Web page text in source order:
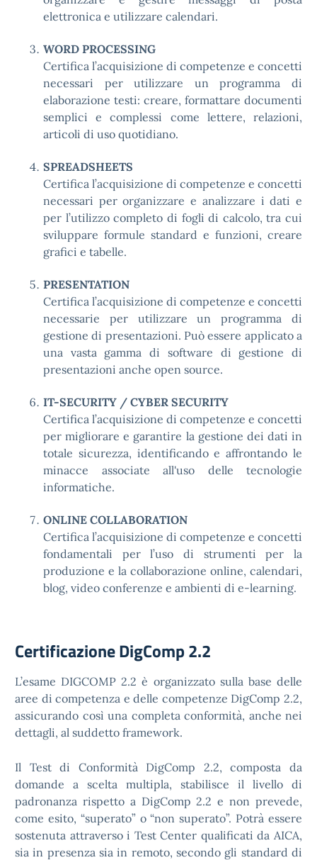
elettronica e utilizzare calendari.
WORD PROCESSING
Certifica l’acquisizione di competenze e concetti
necessari per utilizzare un programma di
elaborazione testi: creare, formattare documenti
semplici e complessi come lettere, relazioni,
articoli di uso quotidiano.
SPREADSHEETS
Certifica l’acquisizione di competenze e concetti
necessari per organizzare e analizzare i dati e
per l’utilizzo completo di fogli di calcolo, tra cui
sviluppare formule standard e funzioni, creare
grafici e tabelle.
PRESENTATION
Certifica l’acquisizione di competenze e concetti
necessarie per utilizzare un programma di
gestione di presentazioni. Può essere applicato a
una vasta gamma di software di gestione di
presentazioni anche open source.
IT-SECURITY / CYBER SECURITY
Certifica l’acquisizione di competenze e concetti
per migliorare e garantire la gestione dei dati in
totale sicurezza, identificando e affrontando le
minacce associate all'uso delle tecnologie
informatiche.
ONLINE COLLABORATION
Certifica l’acquisizione di competenze e concetti
fondamentali per l’uso di strumenti per la
produzione e la collaborazione online, calendari,
blog, video conferenze e ambienti di e-learning.
Certificazione DigComp 2.2
L’esame DIGCOMP 2.2 è organizzato sulla base delle
aree di competenza e delle competenze DigComp 2.2,
assicurando così una completa conformità, anche nei
dettagli, al suddetto framework.
Il Test di Conformità DigComp 2.2, composta da
domande a scelta multipla, stabilisce il livello di
padronanza rispetto a DigComp 2.2 e non prevede,
come esito, “superato” o “non superato”. Potrà essere
sostenuta attraverso i Test Center qualificati da AICA,
sia in presenza sia in remoto, secondo gli standard di